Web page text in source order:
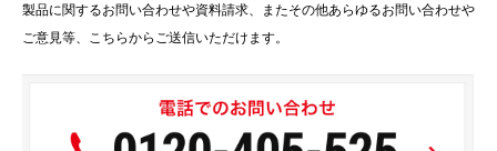
製品に関するお問い合わせや資料請求、またその他あらゆるお問い合わせや
ご意見等、こちらからご送信いただけます。